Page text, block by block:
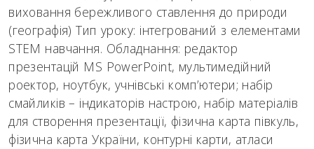
виховання бережливого ставлення до природи
(географія) Тип уроку: інтегрований з елементами
STEM навчання. Обладнання: редактор
презентацій MS PowerPoint, мультимедійний
роектор, ноутбук, учнівські комп’ютери; набір
смайликів – індикаторів настрою, набір матеріалів
для створення презентації, фізична карта півкуль,
фізична карта України, контурні карти, атласи